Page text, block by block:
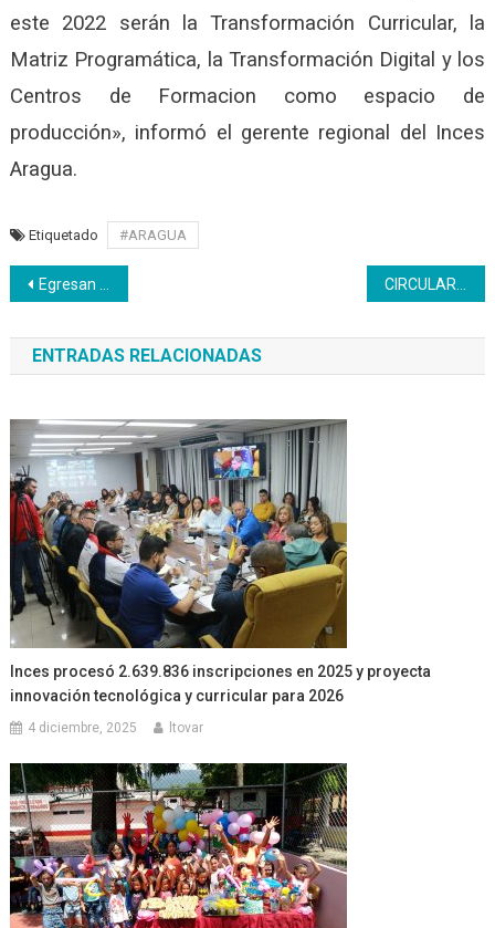
este 2022 serán la Transformación Curricular, la
Matriz Programática, la Transformación Digital y los
Centros de Formacion como espacio de
producción», informó el gerente regional del Inces
Aragua.
Etiquetado #ARAGUA
Navegación
de
entradas
Egresan 43 participantes de cursos digitales del Inces en Belice
ENTRADAS RELACIONADAS
Inces procesó 2.639.836 inscripciones en 2025 y proyecta
innovación tecnológica y curricular para 2026
4 diciembre, 2025 ltovar